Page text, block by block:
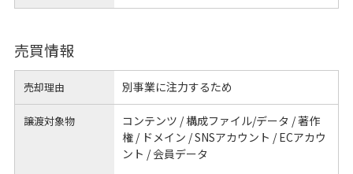
売買情報
売却理由 別事業に注力するため
譲渡対象物
コンテンツ / 構成ファイル/データ / 著作
権 / ドメイン / SNSアカウント / ECアカウ
ント / 会員データ